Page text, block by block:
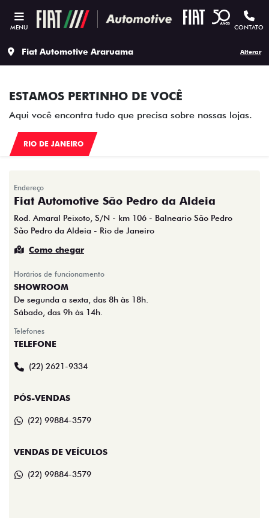
MENU CONTATO
Fiat Automotive Araruama Alterar
ESTAMOS PERTINHO DE VOCÊ
Aqui você encontra tudo que precisa sobre nossas lojas.
RIO DE JANEIRO
Endereço
Fiat Automotive São Pedro da Aldeia
Rod. Amaral Peixoto, S/N - km 106 - Balneario São Pedro
São Pedro da Aldeia - Rio de Janeiro
Como chegar
Horários de funcionamento
SHOWROOM
De segunda a sexta, das 8h às 18h.
Sábado, das 9h às 14h.
Telefones
TELEFONE
(22) 2621-9334
PÓS-VENDAS
(22) 99884-3579
VENDAS DE VEÍCULOS
(22) 99884-3579